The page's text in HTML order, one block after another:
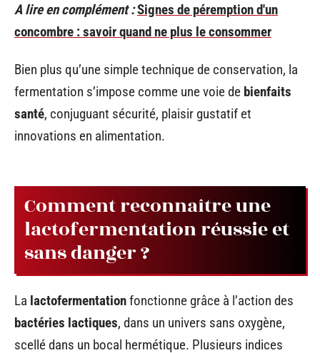
A lire en complément :Signes de péremption d'un
concombre : savoir quand ne plus le consommer
Bien plus qu’une simple technique de conservation, la
fermentation s’impose comme une voie de bienfaits
santé, conjuguant sécurité, plaisir gustatif et
innovations en alimentation.
Comment reconnaître une
lactofermentation réussie et
sans danger ?
La lactofermentationfonctionne grâce à l’action des
bactéries lactiques, dans un univers sans oxygène,
scellé dans un bocal hermétique. Plusieurs indices